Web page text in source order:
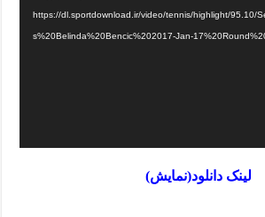
https://dl.sportdownload.ir/video/tennis/highlight/95.10/
s%20Belinda%20Bencic%202017-Jan-
لینک دانلود(نمایش)